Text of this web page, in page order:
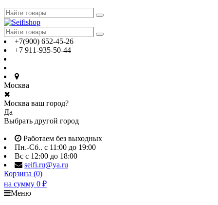
+7(900) 652-45-26
+7 911-935-50-44
Москва
✖
Москва ваш город?
Да
Выбрать другой город
Работаем без выходных
Пн.-Сб.. с 11:00 до 19:00
Вс с 12:00 до 18:00
seifi.ru@ya.ru
Корзина (0)
на сумму 0 ₽
Меню